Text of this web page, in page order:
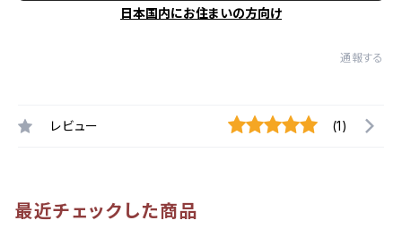
日本国内にお住まいの方向け
通報する
レビュー (1)
最近チェックした商品